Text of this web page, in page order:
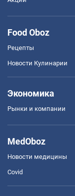
Food Oboz
Рецепты
Новости Кулинарии
Экономика
Рынки и компании
MedOboz
Новости медицины
Covid